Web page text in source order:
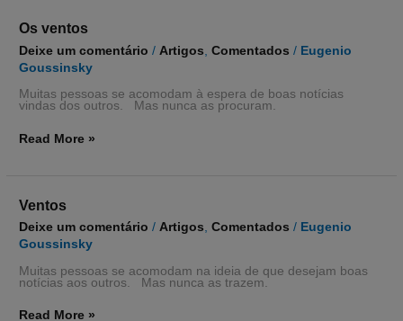
Os ventos
Deixe um comentário / Artigos ,Comentados / Eugenio
Goussinsky
Muitas pessoas se acomodam à espera de boas notícias
vindas dos outros. Mas nunca as procuram.
Os
ventos
Read More »
Ventos
Deixe um comentário /Artigos,Comentados / Eugenio
Goussinsky
Muitas pessoas se acomodam na ideia de que desejam boas
notícias aos outros. Mas nunca as trazem.
Ventos
Read More »